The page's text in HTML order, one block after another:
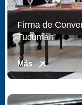
Firma de
Tucumán
Más